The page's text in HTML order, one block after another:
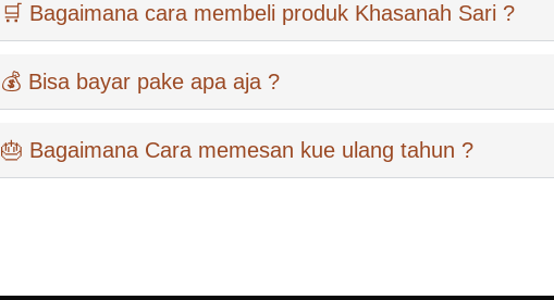
🛒 Bagaimana cara membeli produk Khasanah Sari ?
💰 Bisa bayar pake apa aja ?
🎂 Bagaimana Cara memesan kue ulang tahun ?